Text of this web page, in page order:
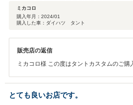
ミカコロ
購入年月： 2024/01
購入した車：ダイハツ タント
販売店の返信
ミカコロ様 この度はタントカスタムのご購
お車は2年間の保証制度に加入しておりま
や、不具合が有りましたら直ぐご連絡頂け
これからもミカコロ様のカーラーフにお役
とても良いお店です。